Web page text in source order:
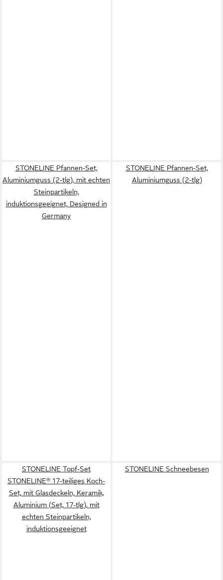
STONELINE Pfannen-Set,
Aluminiumguss (2-tlg), mit echten
Steinpartikeln,
induktionsgeeignet, Designed in
Germany
STONELINE Pfannen-Set,
Aluminiumguss (2-tlg)
STONELINE Topf-Set
STONELINE® 17-teiliges Koch-
Set, mit Glasdeckeln, Keramik,
Aluminium (Set, 17-tlg), mit
echten Steinpartikeln,
induktionsgeeignet
STONELINE Schneebesen